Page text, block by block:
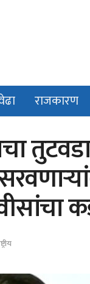
राजकारण